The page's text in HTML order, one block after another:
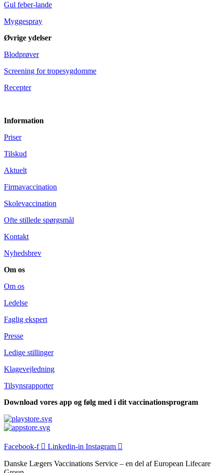
Gul feber-lande
Myggespray
Øvrige ydelser
Blodprøver
Screening for tropesygdomme
Recepter
Information
Priser
Tilskud
Aktuelt
Firmavaccination
Skolevaccination
Ofte stillede spørgsmål
Kontakt
Nyhedsbrev
Om os
Om os
Ledelse
Faglig ekspert
Presse
Ledige stillinger
Klagevejledning
Tilsyns­rapporter
Download vores app og følg med i dit vaccinationsprogram
Facebook-f Linkedin-in Instagram
Danske Lægers Vaccinations Service – en del af European Lifecare